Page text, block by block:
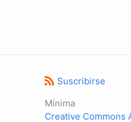
Suscribirse
Mínima
Creative Commons